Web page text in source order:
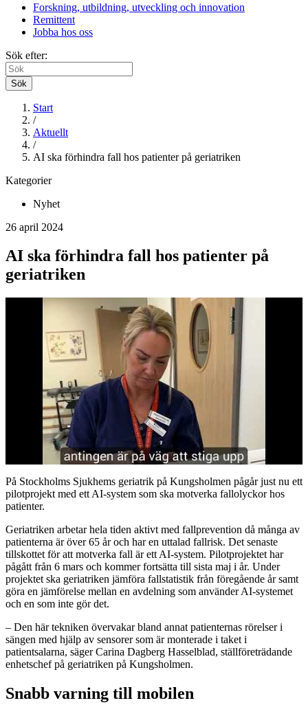
Forskning, utbildning, utveckling och innovation
Remittent
Jobba hos oss
Sök efter:
Sök
Start
/
Aktuellt
/
AI ska förhindra fall hos patienter på geriatriken
Kategorier
Nyhet
26 april 2024
AI ska förhindra fall hos patienter på
geriatriken
På Stockholms Sjukhems geriatrik på Kungsholmen pågår just nu ett
pilotprojekt med ett AI-system som ska motverka fallolyckor hos
patienter.
Geriatriken arbetar hela tiden aktivt med fallprevention då många av
patienterna är över 65 år och har en uttalad fallrisk. Det senaste
tillskottet för att motverka fall är ett AI-system. Pilotprojektet har
pågått från 6 mars och kommer fortsätta till sista maj i år. Under
projektet ska geriatriken jämföra fallstatistik från föregående år samt
göra en jämförelse mellan en avdelning som använder AI-systemet
och en som inte gör det.
– Den här tekniken övervakar bland annat patienternas rörelser i
sängen med hjälp av sensorer som är monterade i taket i
patientsalarna, säger Carina Dagberg Hasselblad, ställföreträdande
enhetschef på geriatriken på Kungsholmen.
Snabb varning till mobilen